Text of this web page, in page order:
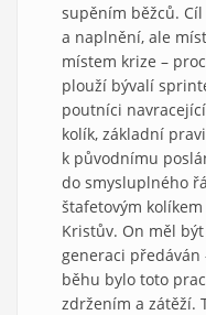
supěním běžců.
a naplnění, ale
místem krize –
plouží bývalí
poutníci
kolík, základní
k původnímu
do smysluplného
štafetovým
Kristův. On měl
generaci
běhu bylo toto
zdržením a zátěží.